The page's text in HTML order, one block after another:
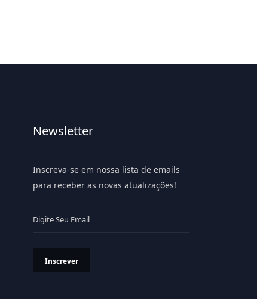
Newsletter
Inscreva-se em nossa lista de emails
para receber as novas atualizações!
Inscrever